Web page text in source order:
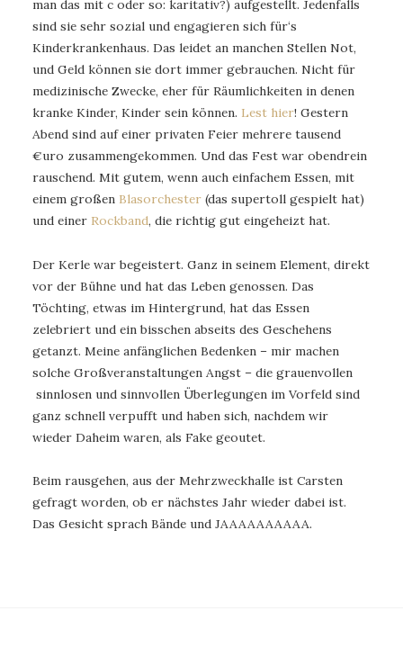
man das mit c oder so: karitativ?) aufgestellt. Jedenfalls
sind sie sehr sozial und engagieren sich für‘s
Kinderkrankenhaus. Das leidet an manchen Stellen Not,
und Geld können sie dort immer gebrauchen. Nicht für
medizinische Zwecke, eher für Räumlichkeiten in denen
kranke Kinder, Kinder sein können. Lest hier! Gestern
Abend sind auf einer privaten Feier mehrere tausend
€uro zusammengekommen. Und das Fest war obendrein
rauschend. Mit gutem, wenn auch einfachem Essen, mit
einem großen Blasorchester (das supertoll gespielt hat)
und einer Rockband, die richtig gut eingeheizt hat.
Der Kerle war begeistert. Ganz in seinem Element, direkt
vor der Bühne und hat das Leben genossen. Das
Töchting, etwas im Hintergrund, hat das Essen
zelebriert und ein bisschen abseits des Geschehens
getanzt. Meine anfänglichen Bedenken – mir machen
solche Großveranstaltungen Angst – die grauenvollen
sinnlosen und sinnvollen Überlegungen im Vorfeld sind
ganz schnell verpufft und haben sich, nachdem wir
wieder Daheim waren, als Fake geoutet.
Beim rausgehen, aus der Mehrzweckhalle ist Carsten
gefragt worden, ob er nächstes Jahr wieder dabei ist.
Das Gesicht sprach Bände und JAAAAAAAAAA.